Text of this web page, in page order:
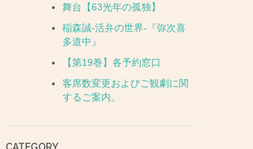
舞台【63光年の孤独】
稲森誠-活弁の世界-『弥次喜
多道中』
【第19巻】各予約窓口
客席数変更およびご観劇に関
するご案内。
CATEGORY